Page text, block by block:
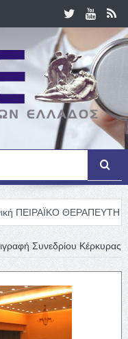
Α. Ε. –
Συνεδρίου Κέρκυρας